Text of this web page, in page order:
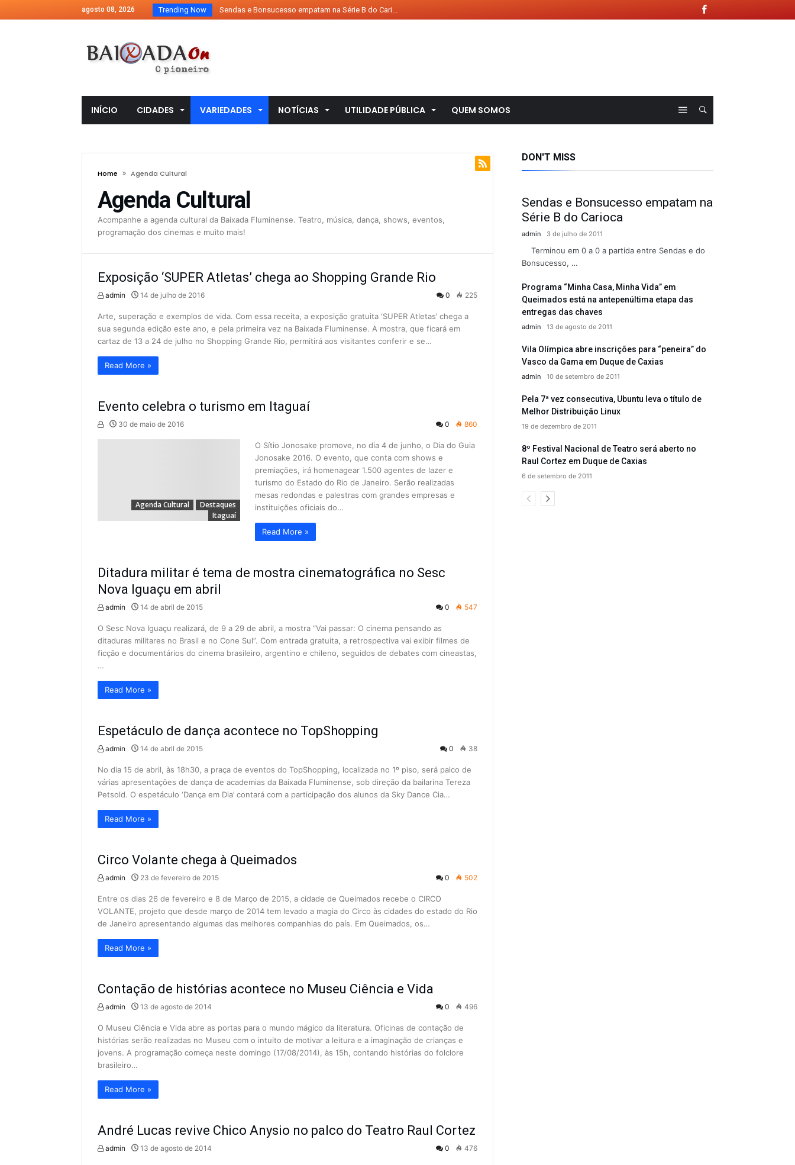
agosto 08, 2026 Trending Now Sendas e Bonsucesso empatam na Série B do Cari...
10º EncontrArte – Minha Favela Querida, ...
10º EncontrArte – Igi – A Árvore da Vida...
envenenamento coletivo...
10º EncontrArte – A História de Prelênci...
INÍCIO CIDADES VARIEDADES NOTÍCIAS UTILIDADE PÚBLICA QUEM SOMOS
Home Agenda Cultural
Agenda Cultural
Acompanhe a agenda cultural da Baixada Fluminense. Teatro, música, dança, shows, eventos,
programação dos cinemas e muito mais!
Exposição ‘SUPER Atletas’ chega ao Shopping Grande Rio
admin 14 de julho de 2016 0 225
Arte, superação e exemplos de vida. Com essa receita, a exposição gratuita ‘SUPER Atletas’ chega a
sua segunda edição este ano, e pela primeira vez na Baixada Fluminense. A mostra, que ficará em
cartaz de 13 a 24 de julho no Shopping Grande Rio, permitirá aos visitantes conferir e se…
Read More »
Evento celebra o turismo em Itaguaí
30 de maio de 2016 0 860
Agenda Cultural
Destaques
Itaguaí
O Sítio Jonosake promove, no dia 4 de junho, o Dia do Guia
Jonosake 2016. O evento, que conta com shows e
premiações, irá homenagear 1.500 agentes de lazer e
turismo do Estado do Rio de Janeiro. Serão realizadas
mesas redondas e palestras com grandes empresas e
instituições oficiais do…
Read More »
Ditadura militar é tema de mostra cinematográfica no Sesc
Nova Iguaçu em abril
admin 14 de abril de 2015 0 547
O Sesc Nova Iguaçu realizará, de 9 a 29 de abril, a mostra “Vai passar: O cinema pensando as
ditaduras militares no Brasil e no Cone Sul”. Com entrada gratuita, a retrospectiva vai exibir filmes de
ficção e documentários do cinema brasileiro, argentino e chileno, seguidos de debates com cineastas,
…
Read More »
Espetáculo de dança acontece no TopShopping
admin 14 de abril de 2015 0 38
No dia 15 de abril, às 18h30, a praça de eventos do TopShopping, localizada no 1º piso, será palco de
várias apresentações de dança de academias da Baixada Fluminense, sob direção da bailarina Tereza
Petsold. O espetáculo ‘Dança em Dia’ contará com a participação dos alunos da Sky Dance Cia…
Read More »
Circo Volante chega à Queimados
admin 23 de fevereiro de 2015 0 502
Entre os dias 26 de fevereiro e 8 de Março de 2015, a cidade de Queimados recebe o CIRCO
VOLANTE, projeto que desde março de 2014 tem levado a magia do Circo às cidades do estado do Rio
de Janeiro apresentando algumas das melhores companhias do país. Em Queimados, os…
Read More »
Contação de histórias acontece no Museu Ciência e Vida
admin 13 de agosto de 2014 0 496
O Museu Ciência e Vida abre as portas para o mundo mágico da literatura. Oficinas de contação de
histórias serão realizadas no Museu com o intuito de motivar a leitura e a imaginação de crianças e
jovens. A programação começa neste domingo (17/08/2014), às 15h, contando histórias do folclore
brasileiro…
Read More »
André Lucas revive Chico Anysio no palco do Teatro Raul Cortez
admin 13 de agosto de 2014 0 476
DON'T MISS
Sendas e Bonsucesso empatam na
Série B do Carioca
admin 3 de julho de 2011
Terminou em 0 a 0 a partida entre Sendas e do
Bonsucesso, …
Programa “Minha Casa, Minha Vida” em
Queimados está na antepenúltima etapa das
entregas das chaves
admin 13 de agosto de 2011
Vila Olímpica abre inscrições para “peneira” do
Vasco da Gama em Duque de Caxias
admin 10 de setembro de 2011
Pela 7ª vez consecutiva, Ubuntu leva o título de
Melhor Distribuição Linux
19 de dezembro de 2011
8º Festival Nacional de Teatro será aberto no
Raul Cortez em Duque de Caxias
6 de setembro de 2011